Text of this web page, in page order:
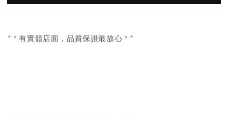
* * 有實體店面，品質保證最放心 * *